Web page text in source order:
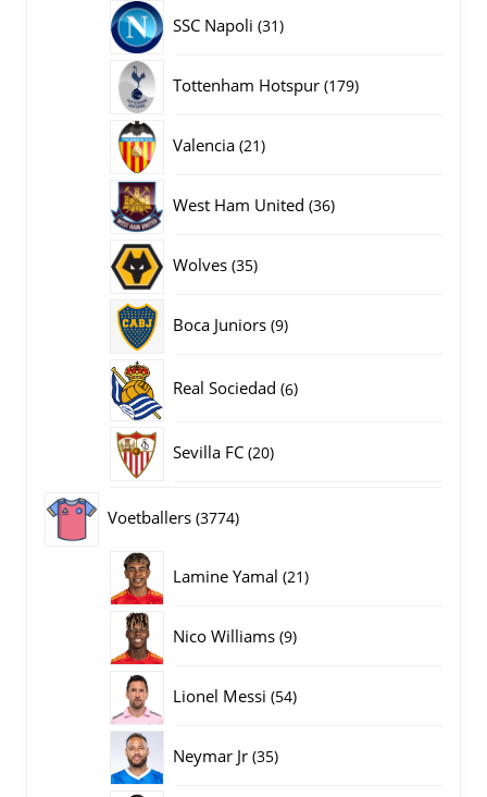
SSC Napoli 3131
Tottenham Hotspur 179179
Valencia 2121
West Ham United 3636
Wolves 3535
Boca Juniors 99
Real Sociedad 66
Sevilla FC 2020
Voetballers 37743774
Lamine Yamal 2121
Nico Williams 99
Lionel Messi 5454
Neymar Jr 3535